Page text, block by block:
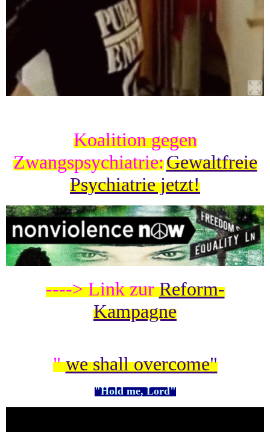
Koalition gegen
Zwangspsychiatrie:Gewaltfreie
Psychiatrie jetzt!
----> Link zurReform-
Kampagne
"we shall overcome"
"Hold me, Lord"